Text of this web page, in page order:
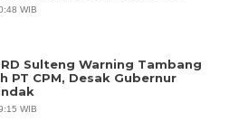
WIB
Sulteng Warning Tambang
PT CPM, Desak Gubernur
WIB